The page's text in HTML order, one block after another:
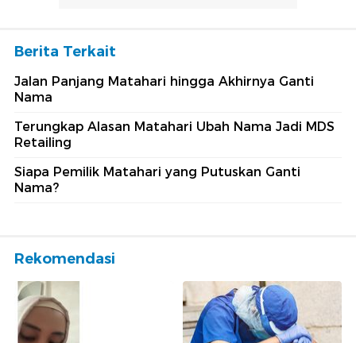
Berita Terkait
Jalan Panjang Matahari hingga Akhirnya Ganti
Nama
Terungkap Alasan Matahari Ubah Nama Jadi MDS
Retailing
Siapa Pemilik Matahari yang Putuskan Ganti
Nama?
Rekomendasi